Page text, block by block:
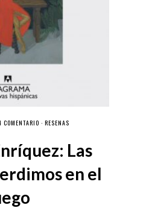
COMENTARIO ·RESEÑAS
Las
en el